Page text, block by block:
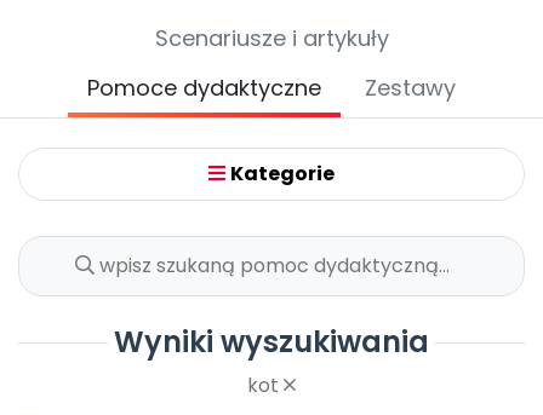
PromocjeScenariusze i artykuły
Pomoce dydaktyczne
Zestawy
Kategorie
Wyniki wyszukiwania
kot